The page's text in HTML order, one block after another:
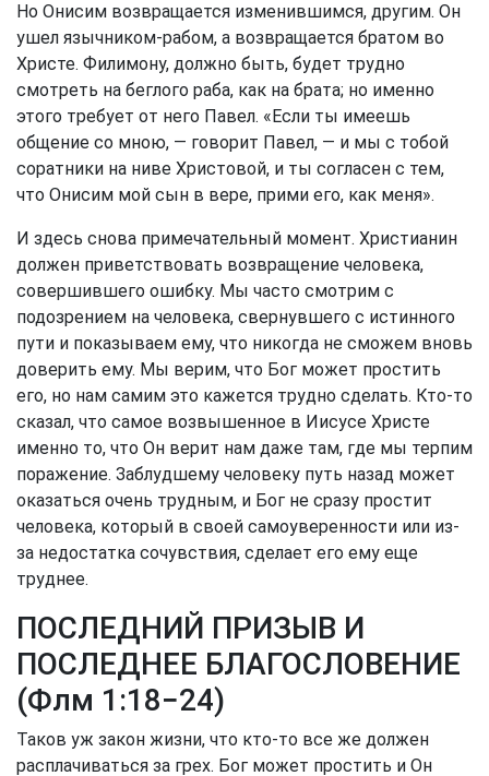
Но Онисим возвращается изменившимся, другим. Он
ушел язычником-рабом, а возвращается братом во
Христе. Филимону, должно быть, будет трудно
смотреть на беглого раба, как на брата; но именно
этого требует от него Павел. «Если ты имеешь
общение со мною, — говорит Павел, — и мы с тобой
соратники на ниве Христовой, и ты согласен с тем,
что Онисим мой сын в вере, прими его, как меня».
И здесь снова примечательный момент. Христианин
должен приветствовать возвращение человека,
совершившего ошибку. Мы часто смотрим с
подозрением на человека, свернувшего с истинного
пути и показываем ему, что никогда не сможем вновь
доверить ему. Мы верим, что Бог может простить
его, но нам самим это кажется трудно сделать. Кто-то
сказал, что самое возвышенное в Иисусе Христе
именно то, что Он верит нам даже там, где мы терпим
поражение. Заблудшему человеку путь назад может
оказаться очень трудным, и Бог не сразу простит
человека, который в своей самоуверенности или из-
за недостатка сочувствия, сделает его ему еще
труднее.
ПОСЛЕДНИЙ ПРИЗЫВ И
ПОСЛЕДНЕЕ БЛАГОСЛОВЕНИЕ
(Флм 1:18−24)
Таков уж закон жизни, что кто-то все же должен
расплачиваться за грех. Бог может простить и Он